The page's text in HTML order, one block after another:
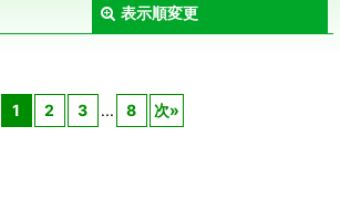
表示順変更
1 2 3 ... 8 次»